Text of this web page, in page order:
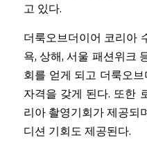
고 있다.
더룩오브더이어 코리아
욕, 상해, 서울 패션위크
회를 얻게 되고 더룩오
자격을 갖게 된다. 또한
리아 촬영기회가 제공되
디션 기회도 제공된다.